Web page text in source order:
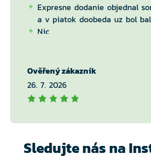
Expresne dodanie objednal
a v piatok doobeda uz bol
Nic
Ověřený zákazník
26. 7. 2026
Sledujte nás na